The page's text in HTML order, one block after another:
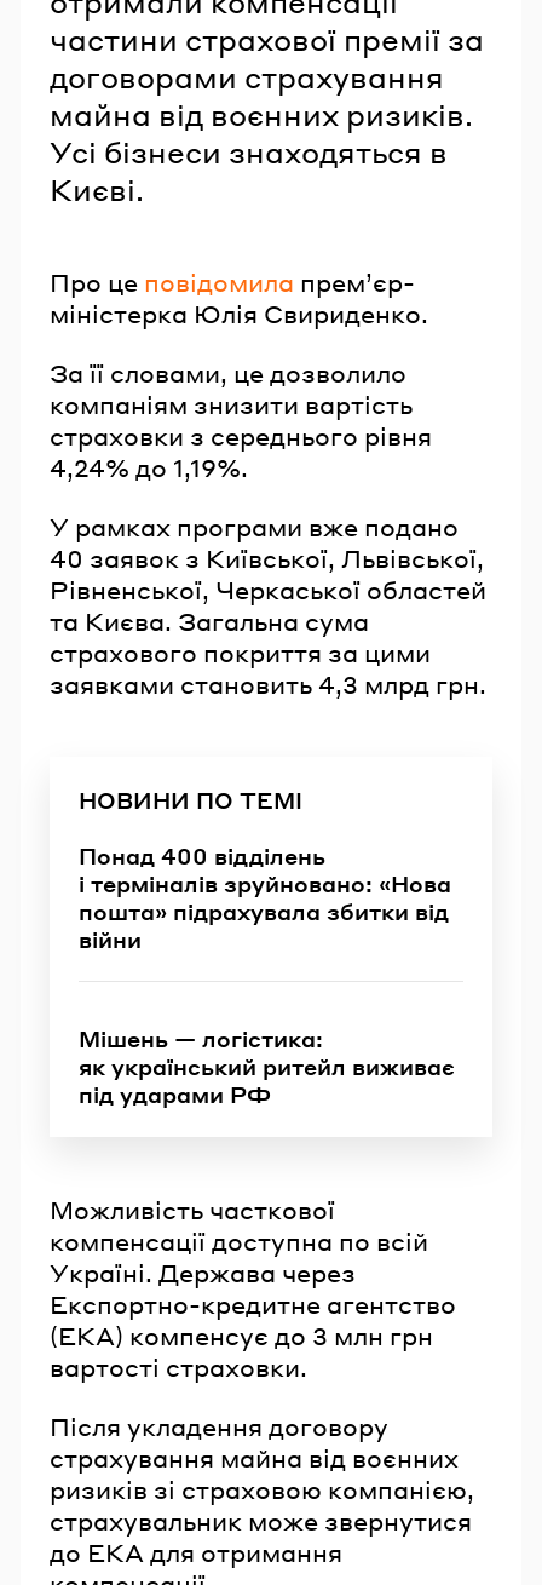
частини страхової премії за
договорами страхування
майна від воєнних ризиків.
Усі бізнеси знаходяться в
Києві.
Про це повідомила прем’єр-
міністерка Юлія Свириденко.
За її словами, це дозволило
компаніям знизити вартість
страховки з середнього рівня
4,24% до 1,19%.
У рамках програми вже подано
40 заявок з Київської, Львівської,
Рівненської, Черкаської областей
та Києва. Загальна сума
страхового покриття за цими
заявками становить 4,3 млрд грн.
НОВИНИ ПО ТЕМІ
Понад 400 відділень
і терміналів зруйновано: «Нова
пошта» підрахувала збитки від
війни
Мішень — логістика:
як український ритейл виживає
під ударами РФ
Можливість часткової
компенсації доступна по всій
Україні. Держава через
Експортно-кредитне агентство
(ЕКА) компенсує до 3 млн грн
вартості страховки.
Після укладення договору
страхування майна від воєнних
ризиків зі страховою компанією,
страхувальник може звернутися
до ЕКА для отримання